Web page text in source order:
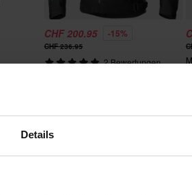
Details
CHF 200.95 -15%
CHF 236.95
2 Bewertungen